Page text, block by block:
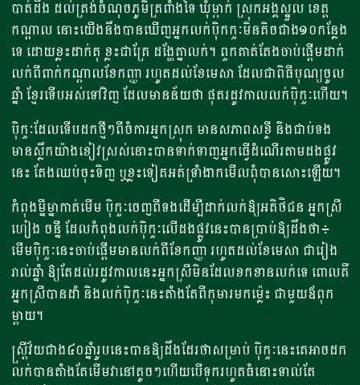
បាត់ដឹង ដល់ត្រង់ចំណុចភូមិ​ត្រពាំងទៃ ឃុំម្កាក់ ស្រុកអង្គស្នួល ខេត្ត
កណ្តាល នោះយើងនឹងបានឃើញអ្នកលក់ប៉ិកកួៈមិនតិចជាង១០កន្លែង
ទេ ដោយខ្លះដាក់តុ ខ្លះជាគ្រែ ដង្ហែគ្នាលក់។ ពួកគាត់តែងចាប់ផ្តើមដាក់
លក់ពីពាក់កណ្តាលខែកញ្ញា រហូតដល់ខែមេសា ដែលជាពិធីបុណ្យចូល
ឆ្នាំ ខ្មែរទើបអស់ទៅវិញ ដែលមានន័យថា ផុតរដូវកាលលក់ប៉ិកួៈហើយ។
ប៉ិកួៈដែលទើបដកថ្មីៗពីចំការអ្មកស្រុក មានសភាពសខ្ចី និងជាប់ទង
មានស្លឹកយ៉ាងខៀវស្រស់នោះបានទាក់ទាញអ្នកធ្វើដំណើរតាមដងផ្លូវ
នេះ តែងឈប់ចុះទិញ ឬខ្លះទៀតអត់ទ្រាំងាកមើលពុំបានសោះឡើយ។
កំពុងម្នីម្នាកាត់មើម ប៉ិកួៈចេញពីទងដើម្បីដាក់លក់ឱ្យអតិថិជន ​អ្នកស្រី
ហៀង ចន្នី ដែលកំពុងលក់ប៉ិកួៈលើដងផ្លូវនេះបានប្រាប់ឱ្យដឹងថា៖
មើមប៉ិកួៈនេះចាប់ផ្តើមមានលក់ពីខែកញ្ញា រហូតដល់ខែមេសា ជារៀង
រាល់ឆ្នាំ ឱ្យតែដល់រដូវកាលនេះអ្នកស្រីមិនដែលខកខានលក់ទេ ពោលគឺ
អ្នកស្រីបានដាំ និងលក់ប៉ិកួៈនេះតាំងតែពីកុមារមកម្ល៉េះ ជាមួយឪពុក
ម្តាយ។
ស្រ្តីវ័យជាង៤០ឆ្នាំរូបនេះបានឱ្យដឹងដែរថាសម្រាប់ ប៉ិកួៈនេះគេអាចដក
លក់បានតាំងតែមើមវានៅតូចៗហើយបើទុករហូតធំនោះទាល់តែ